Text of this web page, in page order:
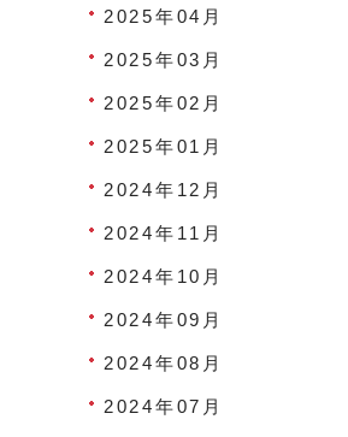
2025年04月
2025年03月
2025年02月
2025年01月
2024年12月
2024年11月
2024年10月
2024年09月
2024年08月
2024年07月